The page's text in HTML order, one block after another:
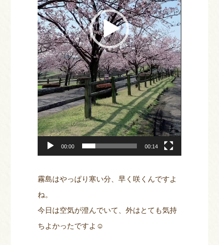
ー
00:00 00:14
霧島はやっぱり寒い分、早く咲くんですよ
ね。
今日は空気が澄んでいて、外はとても気持
ちよかったですよ☺